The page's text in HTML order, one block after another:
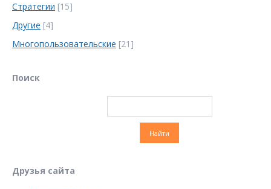
Стратегии [15]
Другие [4]
Многопользовательские [21]
Поиск
Друзья сайта